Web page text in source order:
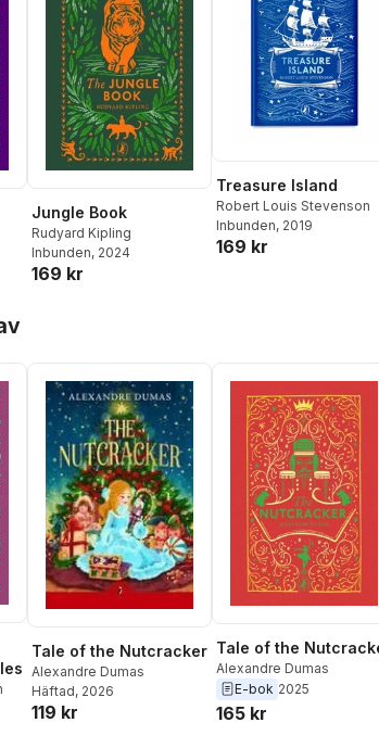
Jungle Book
Rudyard Kipling
Inbunden, 2024
169 kr
Treasure Island
Robert Louis Stevenson
Inbunden, 2019
169 kr
Tale of the Nutcracker
Alexandre Dumas
Häftad, 2026
119 kr
Tale of the
Alexandre Dumas
E-bok 2025
165 kr